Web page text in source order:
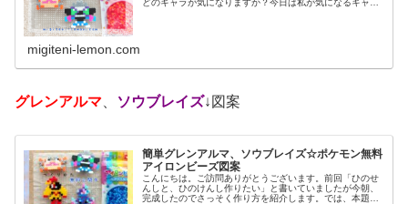
どのキャラが気になりますか？今日は私が気になるキャラ
migiteni-lemon.com
グレンアルマ ソウブレイズ↓図案
簡単グレンアルマ、ソウブレイズ☆ポケモン無料
アイロンビーズ図案
こんにちは。ご訪問ありがとうございます。前回「ひのせ
んしと、ひのけんし作りたい」と書いていましたが今朝、
完成したのでさっそく作り方を紹介します。では、本題へ↓